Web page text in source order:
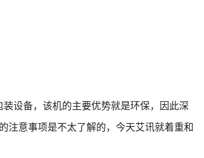
设备，该机的主要优势就是环保，因此深
注意事项是不太了解的，今天艾讯就着重和